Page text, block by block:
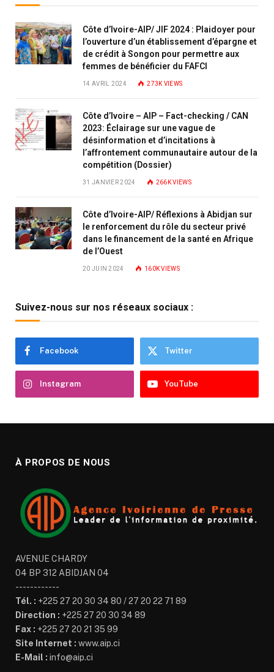
Côte d’Ivoire-AIP/ JIF 2024 : Plaidoyer pour
l’ouverture d’un établissement d’épargne et
de crédit à Songon pour permettre aux
femmes de bénéficier du FAFCI
14 AVRIL 2024 273KVIEWS
Côte d’Ivoire – AIP – Fact-checking / CAN
2023: Éclairage sur une vague de
désinformation et d’incitations à
l’affrontement communautaire autour de la
compétition (Dossier)
31 JANVIER 2024 266KVIEWS
Côte d’Ivoire-AIP/ Réflexions à Abidjan sur
le renforcement du rôle du secteur privé
dans le financement de la santé en Afrique
de l’Ouest
20 JUIN 2024 160KVIEWS
Suivez-nous sur nos réseaux sociaux :
Facebook Twitter
Instagram YouTube
À PROPOS DE NOUS
AVENUE CHARDY
04 BP 312 ABIDJAN 04
------------
Tél. : +225 27 20 30 34 80 / 27 20 22 71 89
Direction : +225 27 20 30 34 89
Fax : +225 27 20 21 35 99
Site Internet : www.aip.ci
E-Mail : info@aip.ci